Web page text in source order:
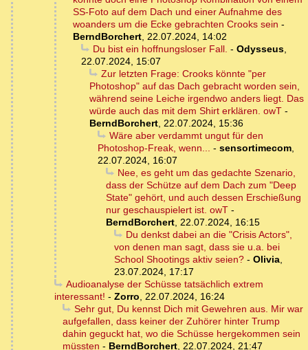
SS-Foto auf dem Dach und einer Aufnahme des
woanders um die Ecke gebrachten Crooks sein -
BerndBorchert, 22.07.2024, 14:02
Du bist ein hoffnungsloser Fall. - Odysseus,
22.07.2024, 15:07
Zur letzten Frage: Crooks könnte "per
Photoshop" auf das Dach gebracht worden sein,
während seine Leiche irgendwo anders liegt. Das
würde auch das mit dem Shirt erklären. owT -
BerndBorchert, 22.07.2024, 15:36
Wäre aber verdammt ungut für den
Photoshop-Freak, wenn... - sensortimecom,
22.07.2024, 16:07
Nee, es geht um das gedachte Szenario,
dass der Schütze auf dem Dach zum "Deep
State" gehört, und auch dessen Erschießung
nur geschauspielert ist. owT -
BerndBorchert, 22.07.2024, 16:15
Du denkst dabei an die "Crisis Actors",
von denen man sagt, dass sie u.a. bei
School Shootings aktiv seien? - Olivia,
23.07.2024, 17:17
Audioanalyse der Schüsse tatsächlich extrem
interessant! - Zorro, 22.07.2024, 16:24
Sehr gut, Du kennst Dich mit Gewehren aus. Mir war
aufgefallen, dass keiner der Zuhörer hinter Trump
dahin geguckt hat, wo die Schüsse hergekommen sein
müssten - BerndBorchert, 22.07.2024, 21:47